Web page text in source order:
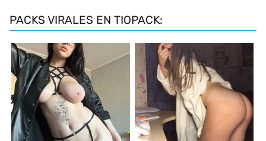
PACKS VIRALES EN TIOPACK: